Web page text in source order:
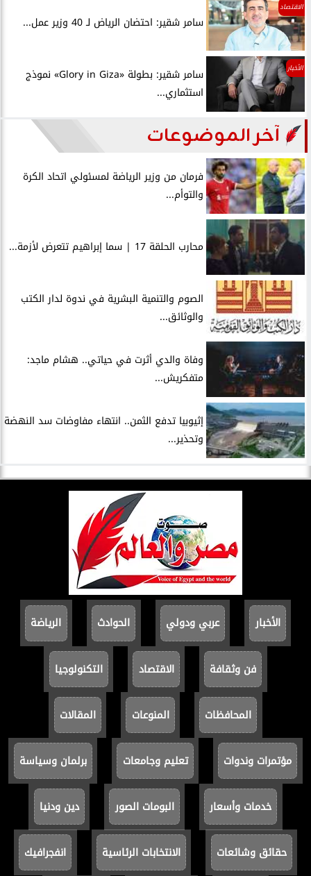
الاقتصاد
سامر شقير: احتضان الرياض لـ 40 وزير عمل...
الأخبار
سامر شقير: بطولة «Glory in Giza» نموذج
استثماري...
آخر الموضوعات
فرمان من وزير الرياضة لمسئولي اتحاد الكرة
والتوأم...
محارب الحلقة 17 | سما إبراهيم تتعرض لأزمة...
الصوم والتنمية البشرية في ندوة لدار الكتب
والوثائق...
وفاة والدي أثرت في حياتي.. هشام ماجد:
متفكريش...
إثيوبيا تدفع الثمن.. انتهاء مفاوضات سد النهضة
وتحذير...
الأخبار عربي ودولي الحوادث الرياضة
فن وثقافة الاقتصاد التكنولوجيا
المحافظات المنوعات المقالات
مؤتمرات وندوات تعليم وجامعات برلمان وسياسة
خدمات وأسعار البومات الصور دين ودنيا
حقائق وشائعات الانتخابات الرئاسية انفجرافيك